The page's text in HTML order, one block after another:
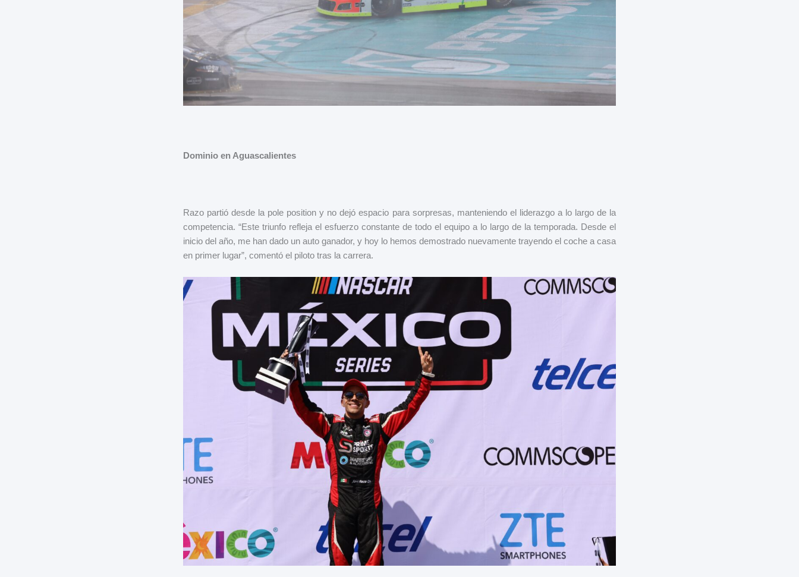
Dominio en Aguascalientes
Razo partió desde la pole position y no dejó espacio para sorpresas, manteniendo el liderazgo a lo largo de la
competencia. “Este triunfo refleja el esfuerzo constante de todo el equipo a lo largo de la temporada. Desde el
inicio del año, me han dado un auto ganador, y hoy lo hemos demostrado nuevamente trayendo el coche a casa
en primer lugar”, comentó el piloto tras la carrera.